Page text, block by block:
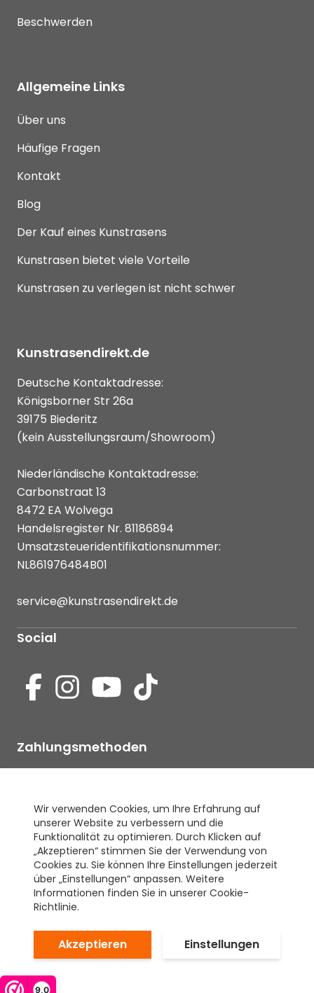
9,0
Wir verwenden Cookies, um Ihre Erfahrung auf
unserer Website zu verbessern und die
Funktionalität zu optimieren. Durch Klicken auf
„Akzeptieren“ stimmen Sie der Verwendung von
Cookies zu. Sie können Ihre Einstellungen jederzeit
über „Einstellungen“ anpassen. Weitere
Informationen finden Sie in unserer Cookie-
Richtlinie.
Akzeptieren Einstellungen
Beschwerden
Allgemeine Links
Über uns
Häufige Fragen
Kontakt
Blog
Der Kauf eines Kunstrasens
Kunstrasen bietet viele Vorteile
Kunstrasen zu verlegen ist nicht schwer
Kunstrasendirekt.de
Deutsche Kontaktadresse:
Königsborner Str 26a
39175 Biederitz
(kein Ausstellungsraum/Showroom)
Niederländische Kontaktadresse:
Carbonstraat 13
8472 EA Wolvega
Handelsregister Nr. 81186894
Umsatzsteueridentifikationsnummer:
NL861976484B01
service@kunstrasendirekt.de
Social
Zahlungsmethoden
Unser Gütesiegel
Copyright ©
kunstrasendirekt.de
Preise inkl. 19% MwSt.